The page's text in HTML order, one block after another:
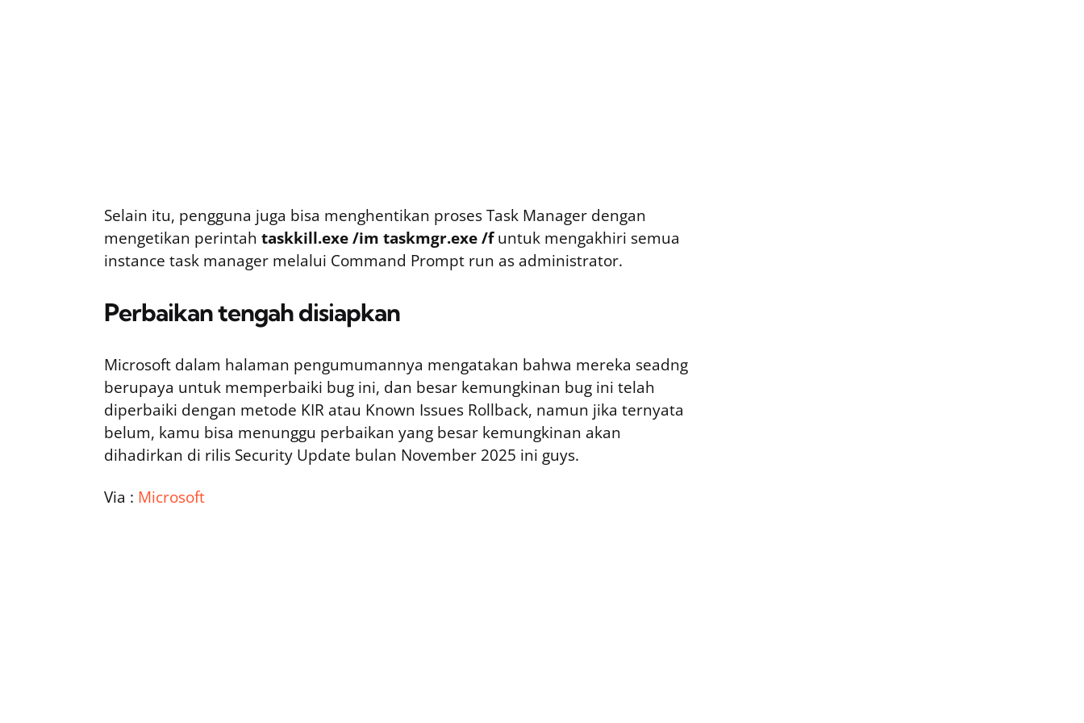
Selain itu, pengguna juga bisa menghentikan proses Task Manager dengan
mengetikan perintah taskkill.exe /im taskmgr.exe /funtuk mengakhiri semua
instance task manager melalui Command Prompt run as administrator.
Perbaikan tengah disiapkan
Microsoft dalam halaman pengumumannya mengatakan bahwa mereka seadng
berupaya untuk memperbaiki bug ini, dan besar kemungkinan bug ini telah
diperbaiki dengan metode KIR atau Known Issues Rollback, namun jika ternyata
belum, kamu bisa menunggu perbaikan yang besar kemungkinan akan
dihadirkan di rilis Security Update bulan November 2025 ini guys.
Via : Microsoft